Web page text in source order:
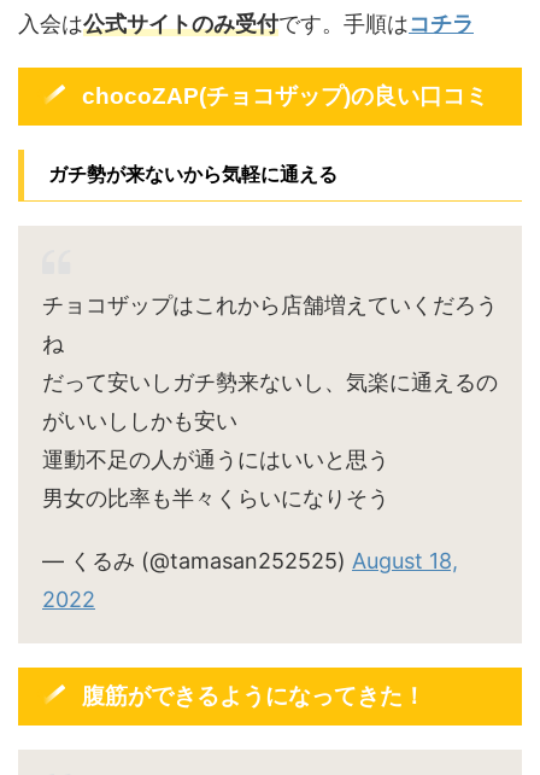
入会は公式サイトのみ受付です。手順はコチラ
chocoZAP(チョコザップ)の良い口コミ
ガチ勢が来ないから気軽に通える
チョコザップはこれから店舗増えていくだろう
ね
だって安いしガチ勢来ないし、気楽に通えるの
がいいししかも安い
運動不足の人が通うにはいいと思う
男女の比率も半々くらいになりそう
— くるみ (@tamasan252525) August 18,
2022
腹筋ができるようになってきた！